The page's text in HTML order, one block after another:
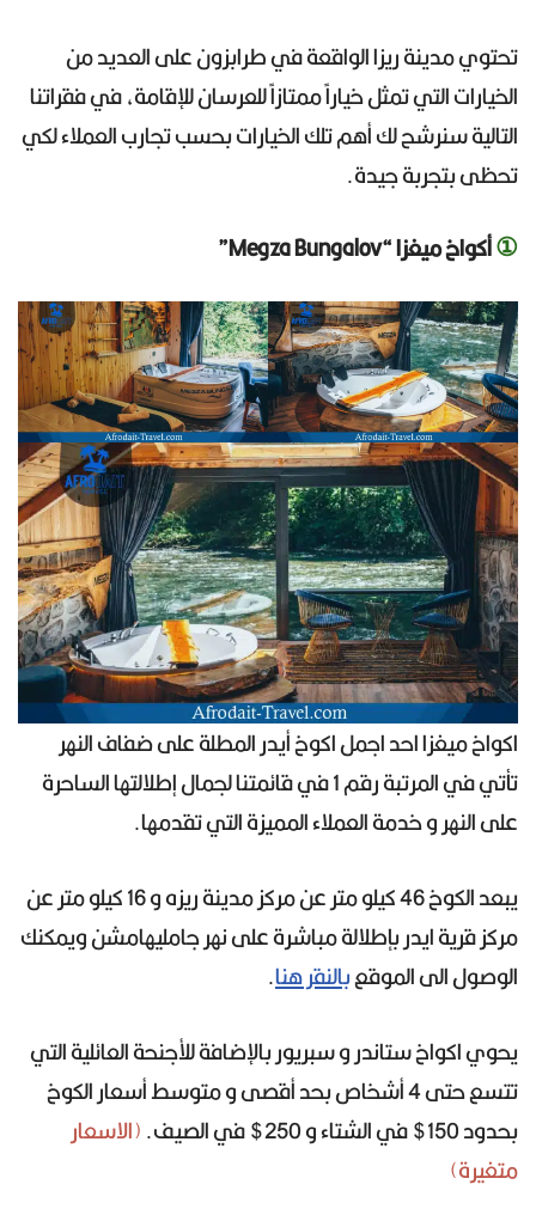
تحتوي مدينة ريزا الواقعة في طرابزون على العديد من
الخيارات التي تمثل خياراً ممتازاً للعرسان للإقامة، في فقراتنا
التالية سنرشح لك أهم تلك الخيارات بحسب تجارب العملاء لكي
تحظى بتجربة جيدة.
①أكواخ ميغزا “Megza Bungalov”
اكواخ ميغزا احد اجمل اكوخ أيدر المطلة على ضفاف النهر
تأتي في المرتبة رقم 1 في قائمتنا لجمال إطلالتها الساحرة
على النهر و خدمة العملاء المميزة التي تقدمها.
يبعد الكوخ 46 كيلو متر عن مركز مدينة ريزه و 16 كيلو متر عن
مركز قرية ايدر بإطلالة مباشرة على نهر جامليهامشن ويمكنك
الوصول الى الموقعبالنقر هنا.
يحوي اكواخ ستاندر و سبريور بالإضافة للأجنحة العائلية التي
تتسع حتى 4 أشخاص بحد أقصى و متوسط أسعار الكوخ
بحدود 150$ في الشتاء و 250$ في الصيف.
(الاسعار
متغيرة)